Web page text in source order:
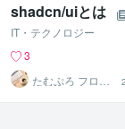
shadcn/uiとは
IT・テクノロジー
3
たむぷろ フロン
トエンジニア